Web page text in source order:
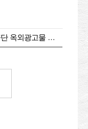
홈페이지 개편 안내